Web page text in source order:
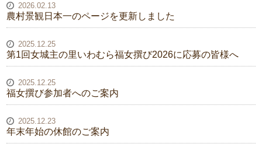
2026.02.13
農村景観日本一のページを更新しました
2025.12.25
第1回女城主の里いわむら福女撰び2026に応募の皆様へ
2025.12.25
福女撰び参加者へのご案内
2025.12.23
年末年始の休館のご案内